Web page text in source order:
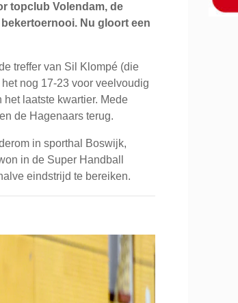
topclub Volendam, de
Nu gloort een
treffer van Sil Klompé (die
nog 17-23 voor veelvoudig
laatste kwartier. Mede
de Hagenaars terug.
in sporthal Boswijk,
in de Super Handball
eindstrijd te bereiken.